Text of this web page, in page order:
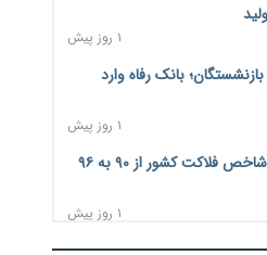
۱ روز پیش
بازنشستگان؛ بانک رفاه وارد
۱ روز پیش
فشار اقتصادی در مسیر صعود؛ شاخص فلاکت کشور از ۹۰ به ۹۶
۱ روز پیش